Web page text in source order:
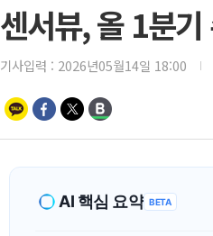
센서뷰, 올 1분
기사입력 : 2026년05월14일 18:00
AI 핵심 요약 BETA